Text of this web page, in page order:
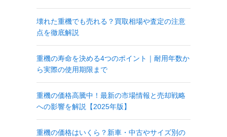
壊れた重機でも売れる？買取相場や査定の注意
点を徹底解説
重機の寿命を決める4つのポイント｜耐用年数か
ら実際の使用期限まで
重機の価格高騰中！最新の市場情報と売却戦略
への影響を解説【2025年版】
重機の価格はいくら？新車・中古やサイズ別の